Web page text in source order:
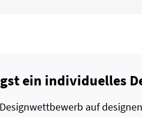
ein individuelles
auf